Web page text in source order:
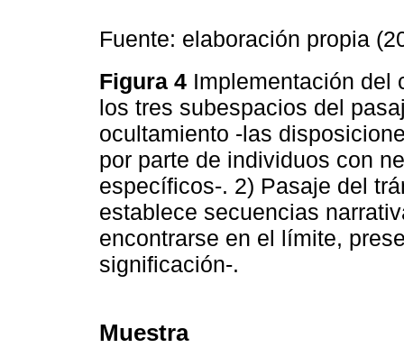
Fuente: elaboración propia
Figura 4 Implementación del
los tres subespacios del
ocultamiento -las
por parte de individuos con
específicos-. 2) Pasaje del
establece secuencias
encontrarse en el límite,
significación-.
Muestra